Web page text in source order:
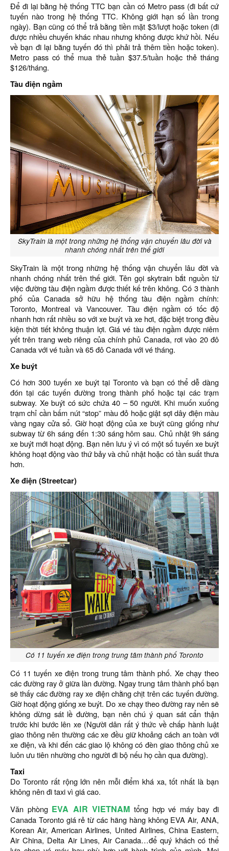
Để đi lại bằng hệ thống TTC bạn cần có Metro pass (đi bất cứ
tuyến nào trong hệ thống TTC. Không giới hạn số lần trong
ngày). Bạn cũng có thể trả bằng tiền mặt $3/lượt hoặc token (đi
được nhiều chuyến khác nhau nhưng không được khứ hồi. Nếu
về bạn đi lại bằng tuyến đó thì phải trả thêm tiền hoặc token).
Metro pass có thể mua thẻ tuần $37.5/tuần hoặc thẻ tháng
$126/tháng.
Tàu điện ngầm
SkyTrain là một trong những hệ thống vận chuyển lâu đời và
nhanh chóng nhất trên thế giới
SkyTrain là một trong những hệ thống vận chuyển lâu đời và
nhanh chóng nhất trên thế giới. Tên gọi skytrain bắt nguồn từ
việc đường tàu điện ngầm được thiết kế trên không. Có 3 thành
phố của Canada sở hữu hệ thống tàu điện ngầm chính:
Toronto, Montreal và Vancouver. Tàu điện ngầm có tốc độ
nhanh hơn rất nhiều so với xe buýt và xe hơi, đặc biệt trong điều
kiện thời tiết không thuận lợi. Giá vé tàu điện ngầm được niêm
yết trên trang web riêng của chính phủ Canada, rơi vào 20 đô
Canada với vé tuần và 65 đô Canada với vé tháng.
Xe buýt
Có hơn 300 tuyến xe buýt tại Toronto và bạn có thể dễ dàng
đón tại các tuyến đường trong thành phố hoặc tại các trạm
subway. Xe buýt có sức chứa 40 – 50 người. Khi muốn xuống
trạm chỉ cần bấm nút “stop” màu đỏ hoặc giật sợi dây điện màu
vàng ngay cửa sổ. Giờ hoạt động của xe buýt cũng giống như
subway từ 6h sáng đến 1:30 sáng hôm sau. Chủ nhật 9h sáng
xe buýt mới hoạt động. Bạn nên lưu ý vì có một số tuyến xe buýt
không hoạt động vào thứ bảy và chủ nhật hoặc có tần suất thưa
hơn.
Xe điện (Streetcar)
Có 11 tuyến xe điện trong trung tâm thành phố Toronto
Có 11 tuyến xe điện trong trung tâm thành phố. Xe chạy theo
các đường ray ở giữa làn đường. Ngay trung tâm thành phố bạn
sẽ thấy các đường ray xe điện chằng chịt trên các tuyến đường.
Giờ hoạt động giống xe buýt. Do xe chạy theo đường ray nên sẽ
không dừng sát lề đường, bạn nên chú ý quan sát cẩn thận
trước khi bước lên xe (Người dân rất ý thức về chấp hành luật
giao thông nên thường các xe đều giữ khoảng cách an toàn với
xe điện, và khi đến các giao lộ không có đèn giao thông chủ xe
luôn ưu tiên nhường cho người đi bộ nếu họ cần qua đường).
Taxi
Do Toronto rất rộng lớn nên mỗi điểm khá xa, tốt nhất là bạn
không nên đi taxi vì giá cao.
Văn phòng EVA AIR VIETNAM tổng hợp vé máy bay đi
Canada Toronto giá rẻ từ các hãng hàng không EVA Air, ANA,
Korean Air, American Airlines, United Airlines, China Eastern,
Air China, Delta Air Lines, Air Canada…để quý khách có thể